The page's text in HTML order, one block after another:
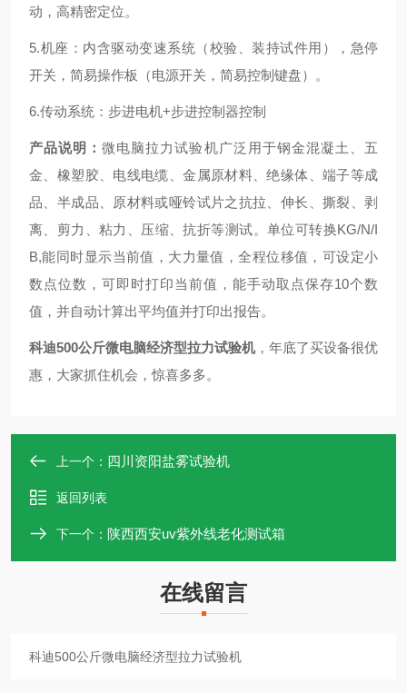
动，高精密定位。
5.机座：内含驱动变速系统（校验、装持试件用），急停
开关，简易操作板（电源开关，简易控制键盘）。
6.传动系统：步进电机+步进控制器控制
产品说明：微电脑拉力试验机广泛用于钢金混凝土、五
金、橡塑胶、电线电缆、金属原材料、绝缘体、端子等成
品、半成品、原材料或哑铃试片之抗拉、伸长、撕裂、剥
离、剪力、粘力、压缩、抗折等测试。单位可转换KG/N/I
B,能同时显示当前值，大力量值，全程位移值，可设定小
数点位数，可即时打印当前值，能手动取点保存10个数
值，并自动计算出平均值并打印出报告。
科迪500公斤微电脑经济型拉力试验机，年底了买设备很优
惠，大家抓住机会，惊喜多多。
上一个： 四川资阳盐雾试验机
返回列表
下一个： 陕西西安uv紫外线老化测试箱
在线留言